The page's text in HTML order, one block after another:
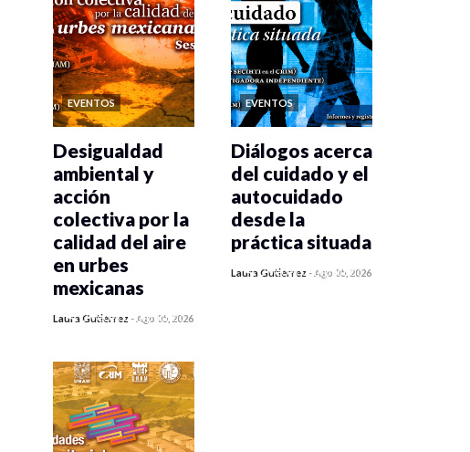
EVENTOS
0 veces compartido
Desigualdad
ambiental y
acción
colectiva por la
calidad del aire
en urbes
mexicanas
Laura Gutiérrez -Ago 05, 2026
EVENTOS
0 veces compartido
Diálogos acerca
del cuidado y el
autocuidado
desde la
práctica situada
Laura Gutiérrez -Ago 05, 2026